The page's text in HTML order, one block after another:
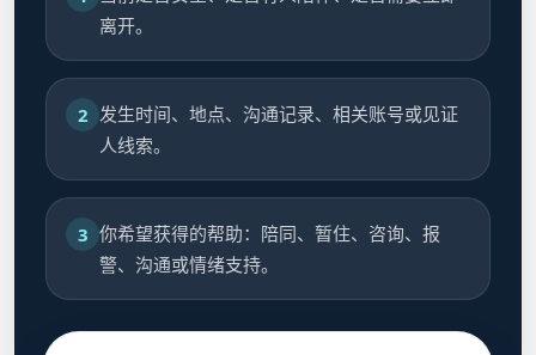
离开。
2 发生时间、地点、沟通记录、相关账号或见证
人线索。
3 你希望获得的帮助：陪同、暂住、咨询、报
警、沟通或情绪支持。